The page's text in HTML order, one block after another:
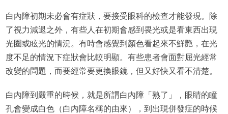
白內障初期未必會有症狀，要接受眼科的檢查才能發現。除
了視力減退之外，有些人在初期會感到畏光或是看東西出現
光圈或眩光的情況。有時會感覺到顏色看起來不鮮艷，在光
度不足的情況下症狀會比較明顯。有些患者會面對屈光經常
改變的問題，而要經常要更換眼鏡，但又好快又看不清楚。
白內障到嚴重的時候，就是所謂白內障「熟了」，眼睛的瞳
孔會變成白色（白內障名稱的由來），到出現併發症的時候